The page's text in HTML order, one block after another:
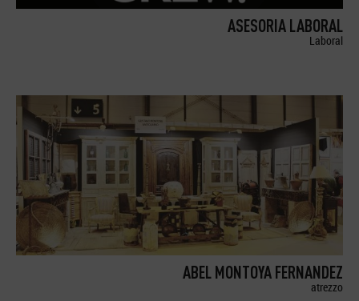
ASESORIA LABORAL
Laboral
ABEL MONTOYA FERNANDEZ
atrezzo